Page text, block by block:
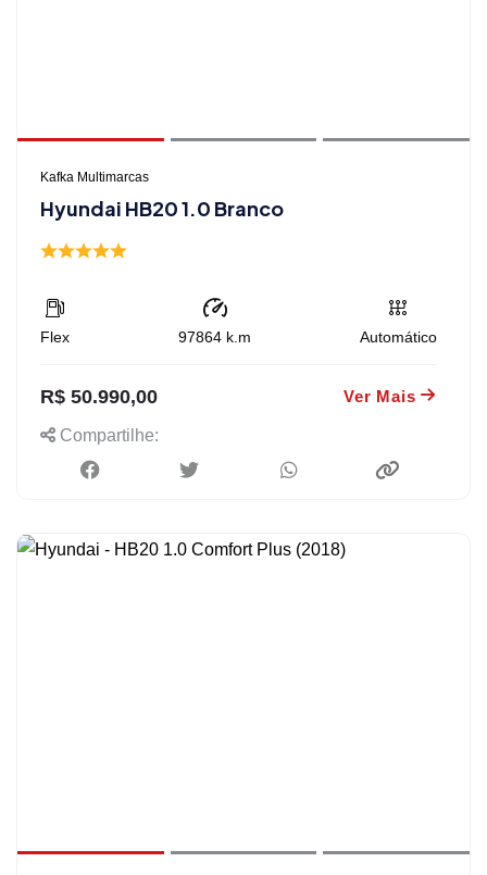
Kafka Multimarcas
Hyundai HB20 1.0 Branco
Flex 97864 k.m Automático
R$ 50.990,00 Ver Mais
Compartilhe: